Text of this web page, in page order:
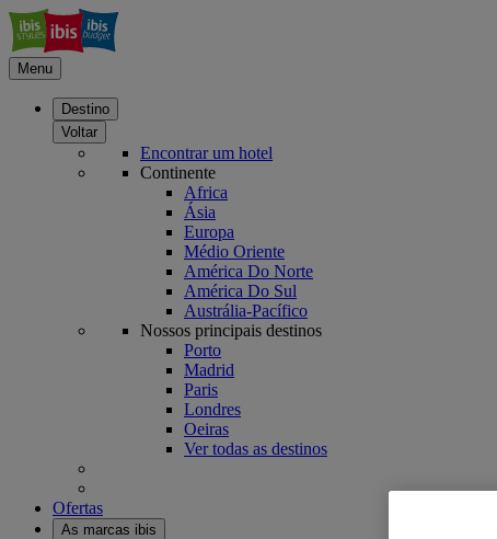
Menu
Destino
Voltar
Encontrar um hotel
Continente
Africa
Ásia
Europa
Médio Oriente
América Do Norte
América Do Sul
Austrália-Pacífico
Nossos principais destinos
Porto
Madrid
Paris
Londres
Oeiras
Ver todas as destinos
Ofertas
As marcas ibis